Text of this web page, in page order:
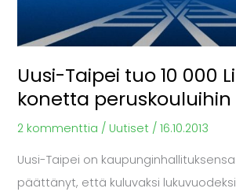
Uusi-Taipei tuo 10 000
konetta peruskouluihin
2 kommenttia / Uutiset /16.10.2013
Uusi-Taipei on
päättänyt, että kuluvaksi